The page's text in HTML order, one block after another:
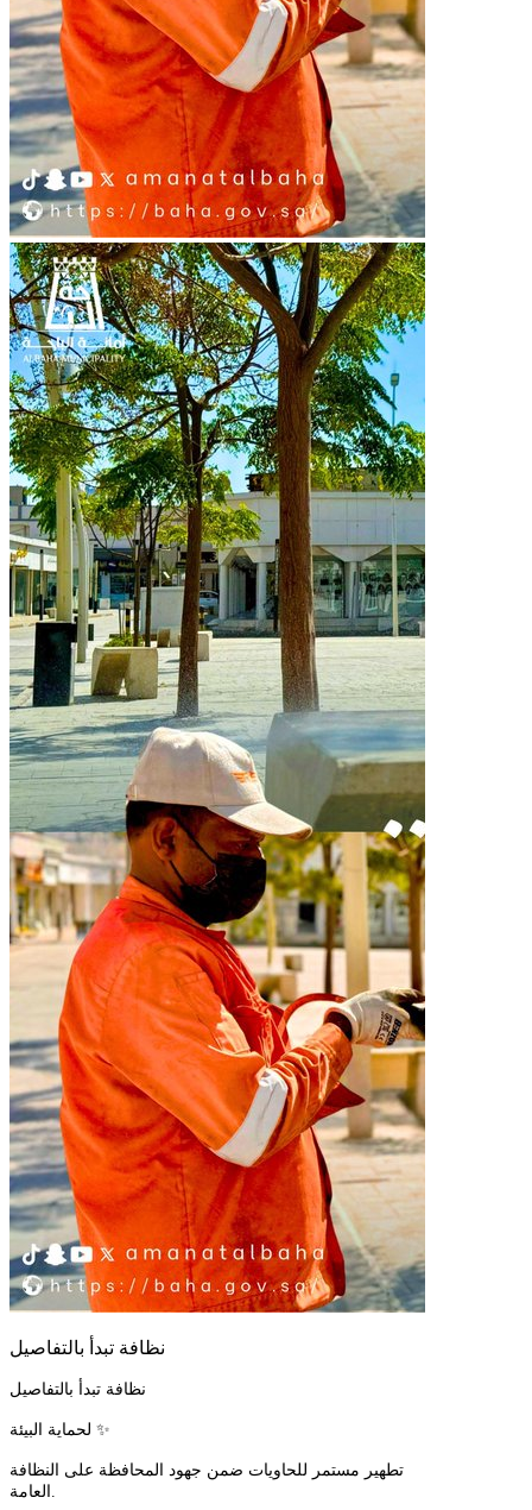
نظافة تبدأ بالتفاصيل
نظافة تبدأ بالتفاصيل
لحماية البيئة ✨
تطهير مستمر للحاويات ضمن جهود المحافظة على النظافة
العامة.